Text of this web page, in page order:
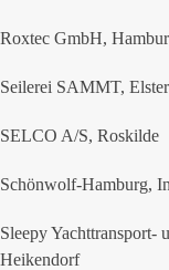
Roxtec GmbH,
Seilerei SAMMT,
SELCO A/S, Roskilde
Schönwolf-Hamburg,
Sleepy Yachttransport-
Heikendorf